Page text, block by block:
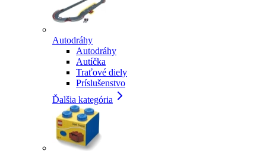
Autodráhy
Autodráhy
Autíčka
Traťové diely
Príslušenstvo
Ďalšia kategória